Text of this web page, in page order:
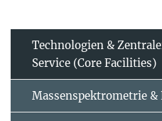
Technologien &
Service (Core Facilities)
Massenspektrometrie &